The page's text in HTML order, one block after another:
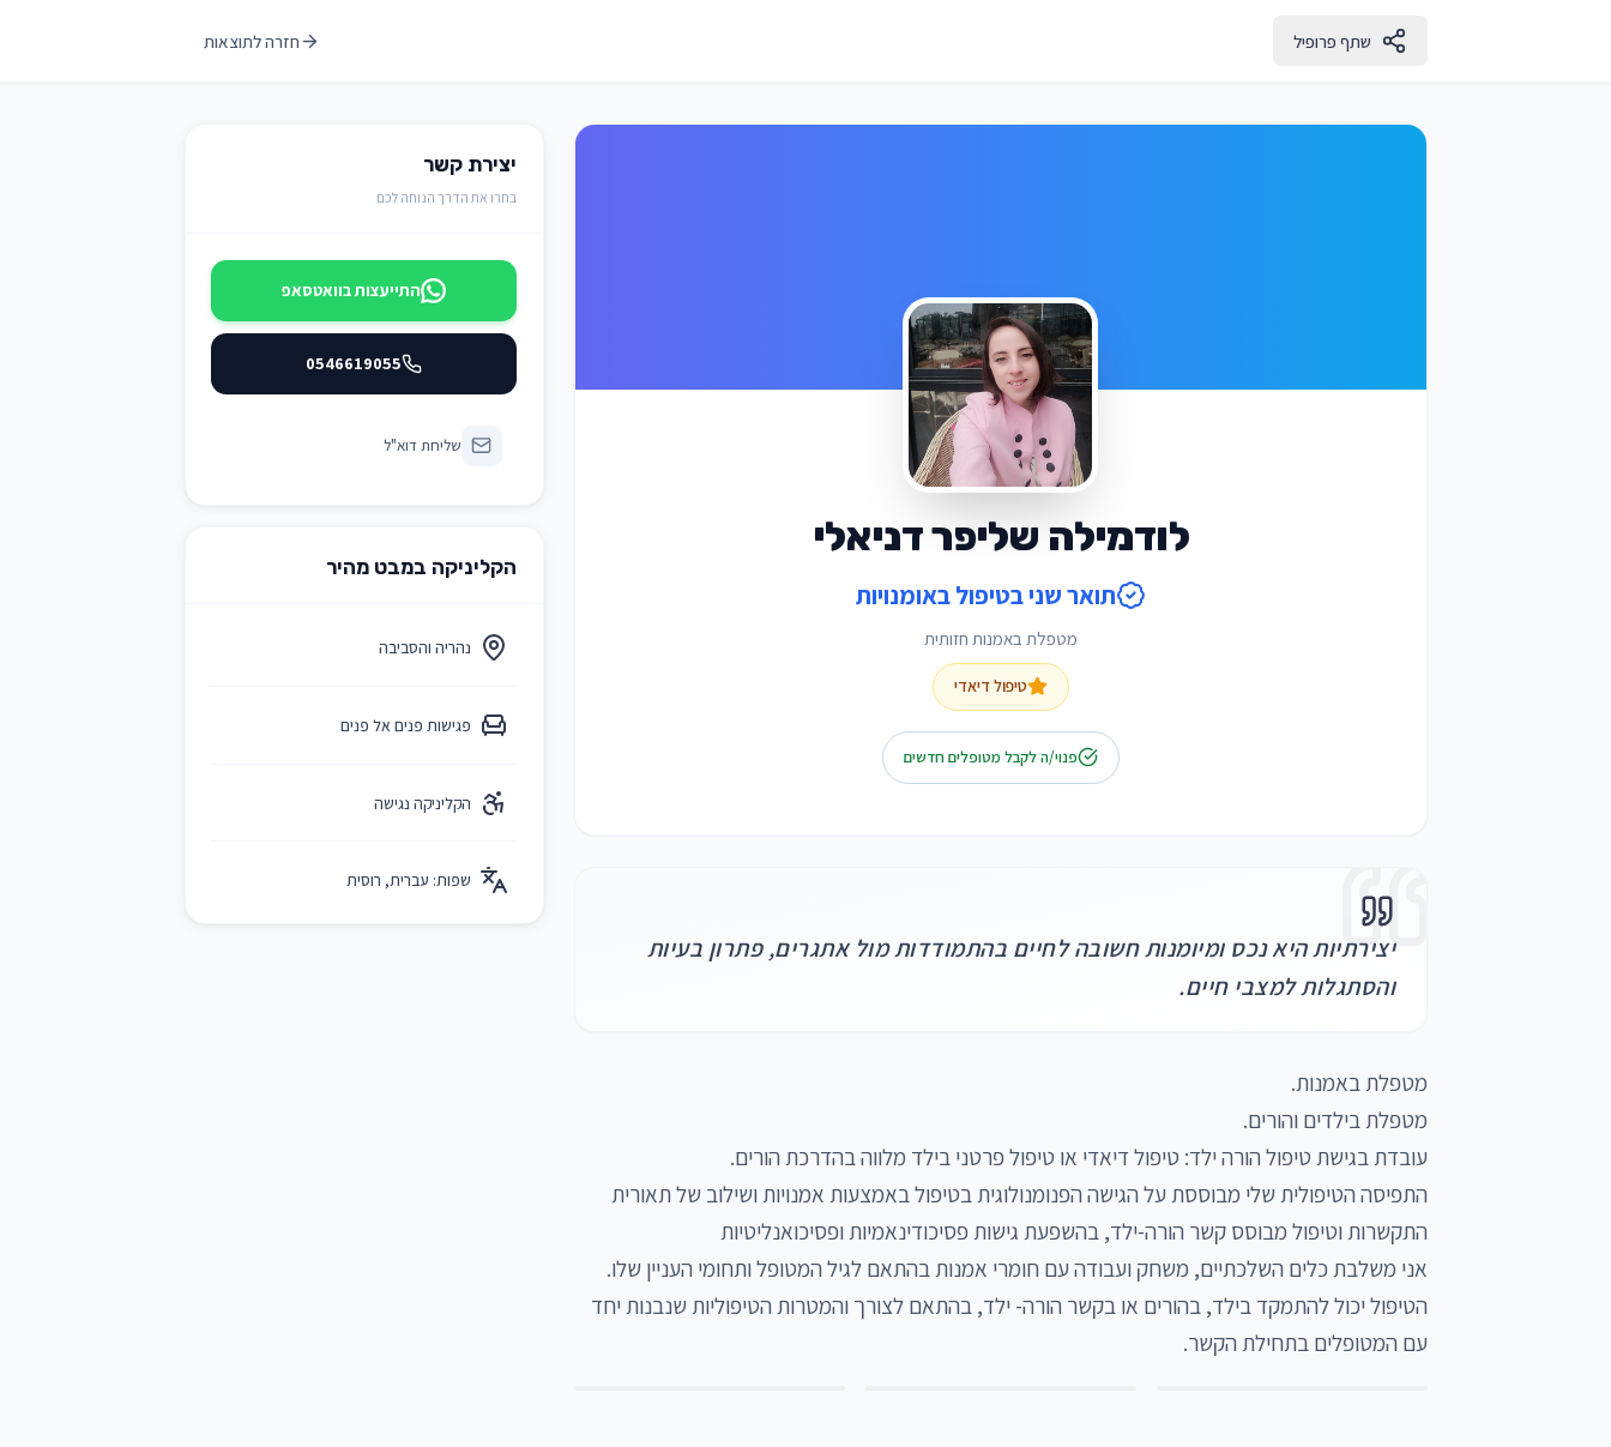
שתף פרופיל חזרה לתוצאות
לודמילה שליפר דניאלי
תואר שני בטיפול באומנויות
מטפלת באמנות חזותית
טיפול דיאדי
פנוי/ה לקבל מטופלים חדשים
יצירתיות היא נכס ומיומנות חשובה לחיים בהתמודדות מול אתגרים, פתרון בעיות
והסתגלות למצבי חיים.
עם המטופלים בתחילת הקשר.
יצירת קשר
בחרו את הדרך הנוחה לכם
התייעצות בוואטסאפ
0546619055
שליחת דוא"ל
הקליניקה במבט מהיר
נהריה והסביבה
פגישות פנים אל פנים
הקליניקה נגישה
שפות: עברית, רוסית